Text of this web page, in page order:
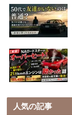
人気の記事